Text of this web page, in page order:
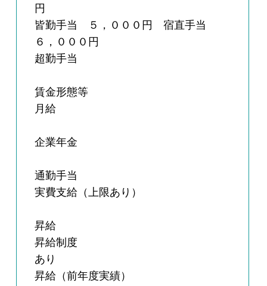
円
皆勤手当 ５，０００円 宿直手当
６，０００円
超勤手当
賃金形態等
月給
企業年金
通勤手当
実費支給（上限あり）
昇給
昇給制度
あり
昇給（前年度実績）